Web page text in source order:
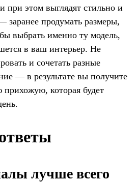
при этом выглядят стильно и
заранее продумать размеры,
выбрать именно ту модель,
в ваш интерьер. Не
и сочетать разные
— в результате вы получите
которая будет
лучше всего